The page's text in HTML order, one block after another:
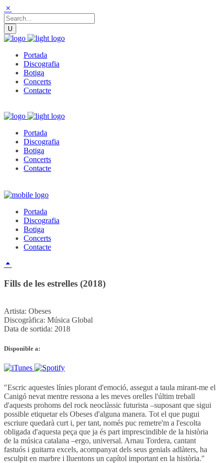
Portada
Discografia
Botiga
Concerts
Contacte
Portada
Discografia
Botiga
Concerts
Contacte
Portada
Discografia
Botiga
Concerts
Contacte
Fills de les estrelles (2018)
Artista: Obeses
Discogràfica: Música Global
Data de sortida: 2018
Disponible a:
"Escric aquestes línies plorant d'emoció, assegut a taula mirant-me el
Canigó nevat mentre ressona a les meves orelles l'últim treball
d'aquests prohoms del rock neoclàssic futurista –suposant que sigui
possible etiquetar els Obeses d'alguna manera. Tot el que pugui
escriure quedarà curt i, per tant, només puc remetre'm a l'escolta
obligada d'aquesta peça que ja és part imprescindible de la història
de la música catalana –ergo, universal. Arnau Tordera, cantant
fastuós i guitarra excels, acompanyat dels seus genials adlàters, ha
esculpit en marbre i lluentons un capítol important en la història."